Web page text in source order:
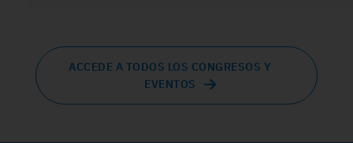
ACCEDE A TODOS LOS CONGRESOS Y
EVENTOS